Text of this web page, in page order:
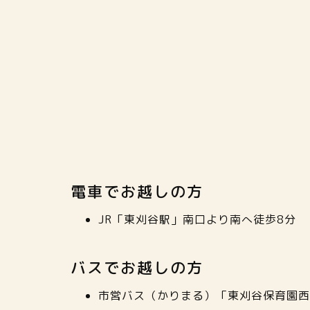
電車でお越しの方
JR「東刈谷駅」南口より南へ徒歩8分
バスでお越しの方
市営バス（かりまる）「東刈谷保育園